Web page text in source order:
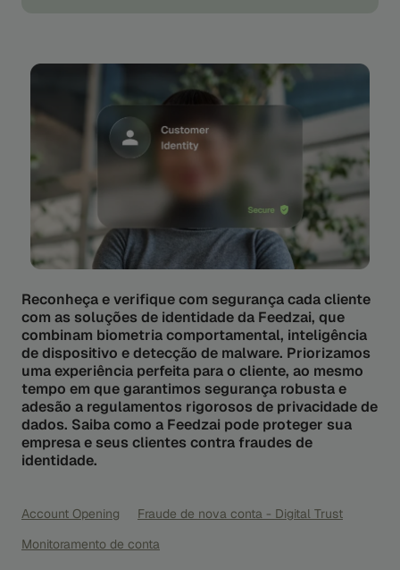
Reconheça e verifique com segurança cada cliente
com as soluções de identidade da Feedzai, que
combinam biometria comportamental, inteligência
de dispositivo e detecção de malware. Priorizamos
uma experiência perfeita para o cliente, ao mesmo
tempo em que garantimos segurança robusta e
adesão a regulamentos rigorosos de privacidade de
dados. Saiba como a Feedzai pode proteger sua
empresa e seus clientes contra fraudes de
identidade.
Account Opening
Fraude de nova conta - Digital Trust
Monitoramento de conta